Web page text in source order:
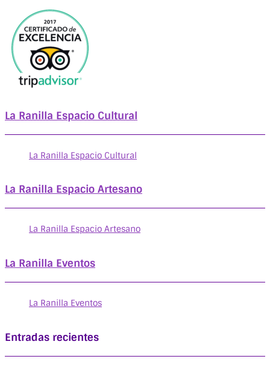
La Ranilla Espacio Cultural
La Ranilla Espacio Cultural
La Ranilla Espacio Artesano
La Ranilla Espacio Artesano
La Ranilla Eventos
La Ranilla Eventos
Entradas recientes